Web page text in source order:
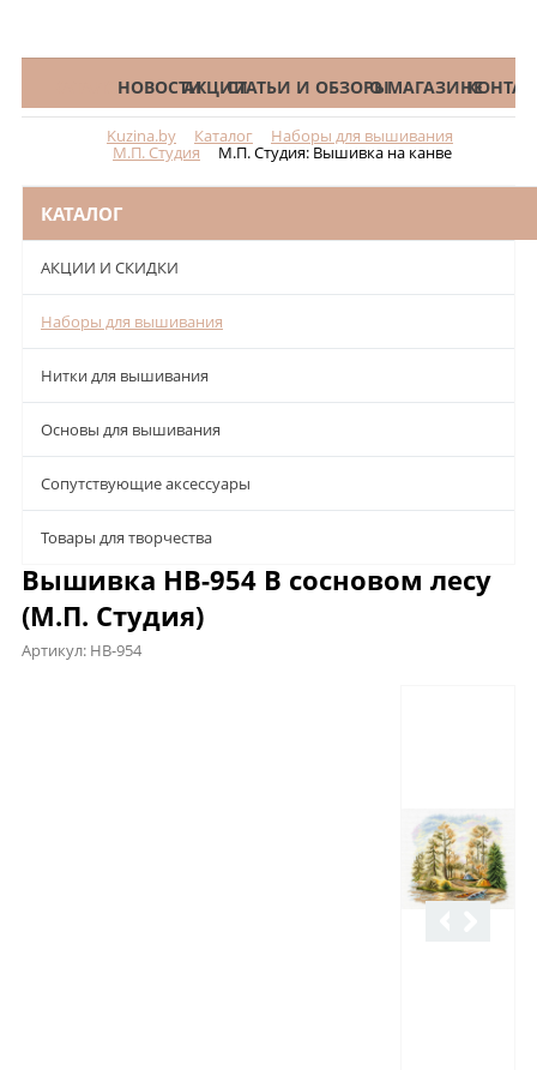
КАТАЛОГНОВОСТИАКЦИИСТАТЬИ И ОБЗОРЫО МАГАЗИНЕ
Kuzina.by Каталог Наборы для вышивания
М.П. Студия М.П. Студия: Вышивка на канве
КАТАЛОГ
АКЦИИ И СКИДКИ
Наборы для вышивания
Нитки для вышивания
Основы для вышивания
Сопутствующие аксессуары
Товары для творчества
Вышивка НВ-954 В сосновом лесу
(М.П. Студия)
Артикул: НВ-954